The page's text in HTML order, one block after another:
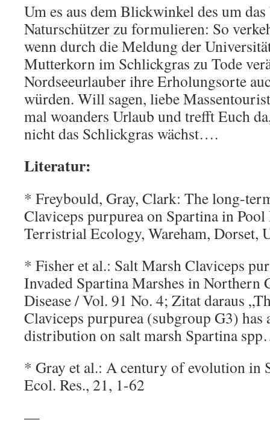
Um es aus dem Blickwinkel des um
Naturschützer zu formulieren: So
wenn durch die Meldung der
Mutterkorn im Schlickgras zu Tode
Nordseeurlauber ihre Erholungsorte
würden. Will sagen, liebe
mal woanders Urlaub und trefft Euch
nicht das Schlickgras wächst….
Literatur:
* Freybould, Gray, Clark: The long-
Claviceps purpurea on Spartina in
Terristrial Ecology, Wareham, Dorset,
* Fisher et al.: Salt Marsh Claviceps
Invaded Spartina Marshes in Northern
Disease / Vol. 91 No. 4; Zitat daraus
Claviceps purpurea (subgroup G3) has
distribution on salt marsh Spartina
* Gray et al.: A century of evolution in
Ecol. Res., 21, 1-62
—